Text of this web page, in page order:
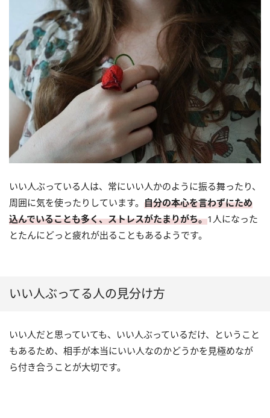
いい人ぶっている人は、常にいい人かのように振る舞ったり、
周囲に気を使ったりしています。 自分の本心を言わずにため
込んでいることも多く、ストレスがたまりがち。1人になった
とたんにどっと疲れが出ることもあるようです。
いい人ぶってる人の見分け方
いい人だと思っていても、いい人ぶっているだけ、ということ
もあるため、相手が本当にいい人なのかどうかを見極めなが
ら付き合うことが大切です。